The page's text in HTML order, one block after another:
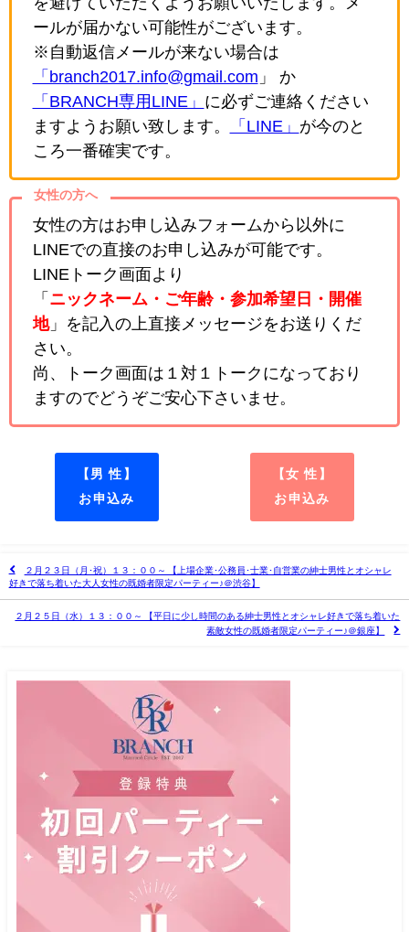
ールが届かない可能性がございます。
※自動返信メールが来ない場合は
「branch2017.info@gmail.com 」 か
「BRANCH専用LINE」 に必ずご連絡ください
ますようお願い致します。
「LINE」 が今のと
ころ一番確実です。
女性の方へ
女性の方はお申し込みフォームから以外に
LINEでの直接のお申し込みが可能です。
LINEトーク画面より
「 ニックネーム・ご年齢・参加希望日・開催
地」を記入の上直接メッセージをお送りくだ
さい。
尚、トーク画面は１対１トークになっており
ますのでどうぞご安心下さいませ。
【男 性】
お申込み
【女 性】
お申込み
２月２３日（月･祝）１３：００～ 【上場企業･公務員･士業･自営業の紳士男性とオシャレ
好きで落ち着いた大人女性の既婚者限定パーティー♪＠渋谷】
２月２５日（水）１３：００～ 【平日に少し時間のある紳士男性とオシャレ好きで落ち着いた
素敵女性の既婚者限定パーティー♪＠銀座】